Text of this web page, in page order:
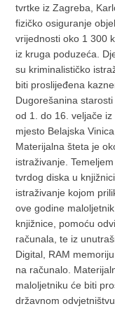
tvrtke iz Zagreba,
fizičko osiguranje
vrijednosti oko 1 300
iz kruga poduzeća.
su kriminalističko
biti proslijeđena
Dugorešanina
od 1. do 16. veljače
mjesto Belajska
Materijalna šteta je
istraživanje.
tvrdog diska u
istraživanje kojom
ove godine
knjižnice, pomoću
računala, te iz
Digital, RAM
na računalo.
maloljetniku će biti
državnom